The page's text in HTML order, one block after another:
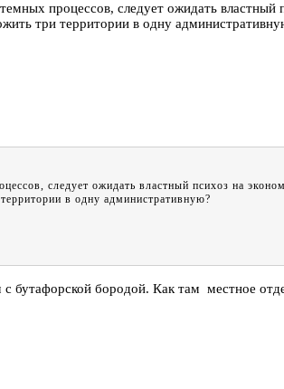
процессов, следует ожидать властный
три территории в одну
следует ожидать властный психоз на
в одну административную?
бутафорской бородой. Как там местное